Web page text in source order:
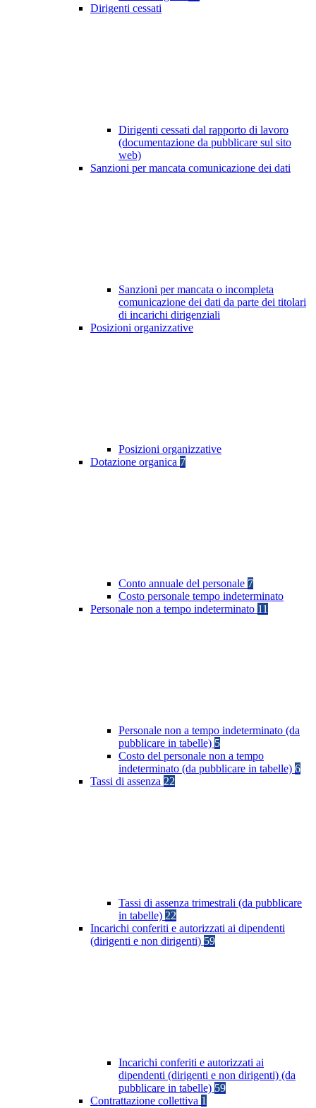
Dirigenti cessati
Dirigenti cessati dal rapporto di lavoro
(documentazione da pubblicare sul sito
web)
Sanzioni per mancata comunicazione dei dati
Sanzioni per mancata o incompleta
comunicazione dei dati da parte dei titolari
di incarichi dirigenziali
Posizioni organizzative
Posizioni organizzative
Dotazione organica 7
Conto annuale del personale 7
Costo personale tempo indeterminato
Personale non a tempo indeterminato 11
Personale non a tempo indeterminato (da
pubblicare in tabelle) 5
Costo del personale non a tempo
indeterminato (da pubblicare in tabelle) 6
Tassi di assenza 22
Tassi di assenza trimestrali (da pubblicare
in tabelle) 22
Incarichi conferiti e autorizzati ai dipendenti
(dirigenti e non dirigenti) 59
Incarichi conferiti e autorizzati ai
dipendenti (dirigenti e non dirigenti) (da
pubblicare in tabelle) 59
Contrattazione collettiva 1